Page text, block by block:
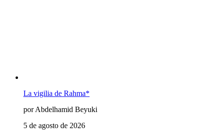
La vigilia de Rahma*
por Abdelhamid Beyuki
5 de agosto de 2026